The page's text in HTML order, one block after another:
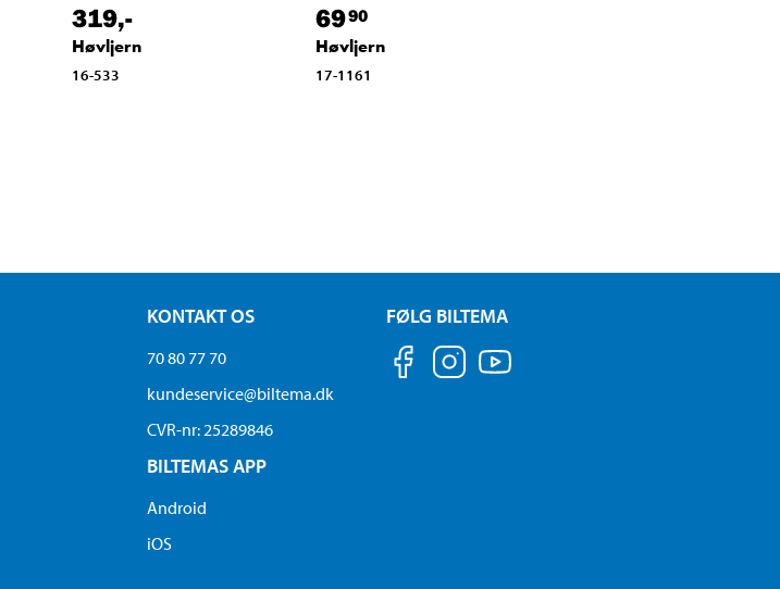
319,-
Høvljern
16-533
6990
Høvljern
17-1161
KONTAKT OS
70 80 77 70
kundeservice@biltema.dk
CVR-nr: 25289846
BILTEMAS APP
Android
iOS
FØLG BILTEMA